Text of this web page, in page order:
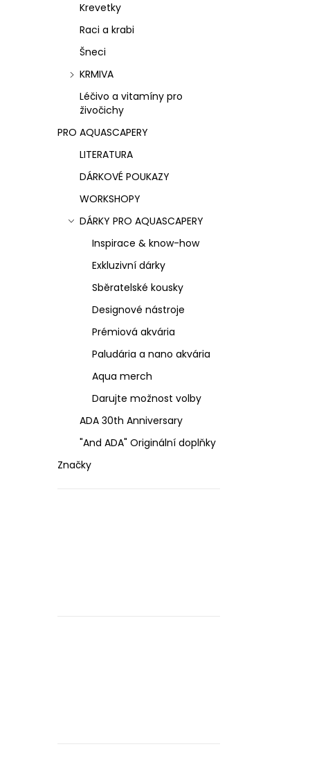
Krevetky
Raci a krabi
Šneci
KRMIVA
Léčivo a vitamíny pro
živočichy
PRO AQUASCAPERY
LITERATURA
DÁRKOVÉ POUKAZY
WORKSHOPY
DÁRKY PRO AQUASCAPERY
Inspirace & know-how
Exkluzivní dárky
Sběratelské kousky
Designové nástroje
Prémiová akvária
Paludária a nano akvária
Aqua merch
Darujte možnost volby
ADA 30th Anniversary
"And ADA" Originální doplňky
Značky